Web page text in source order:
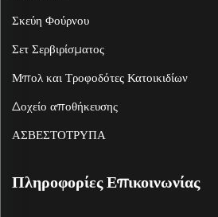
Σκεύη Φούρνου
Σετ Σερβιρίσματος
Μπολ και Τροφοδότες Κατοικιδίων
Δοχείο αποθήκευσης
ΑΣΒΕΣΤΟΤΡΥΠΑ
Πληροφορίες Επικοινωνίας